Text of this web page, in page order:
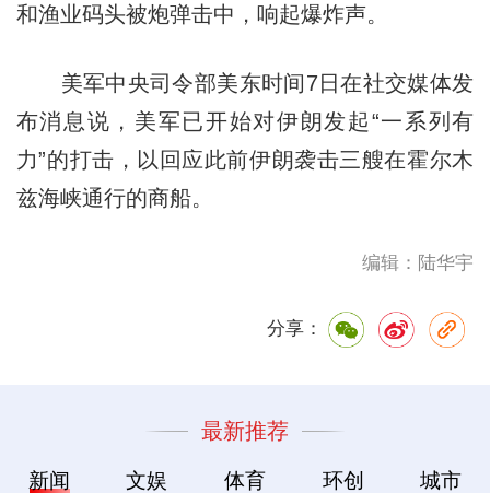
和渔业码头被炮弹击中，响起爆炸声。
美军中央司令部美东时间7日在社交媒体发
布消息说，美军已开始对伊朗发起“一系列有
力”的打击，以回应此前伊朗袭击三艘在霍尔木
兹海峡通行的商船。
编辑：陆华宇
分享：
最新推荐
新闻 文娱 体育 环创 城市